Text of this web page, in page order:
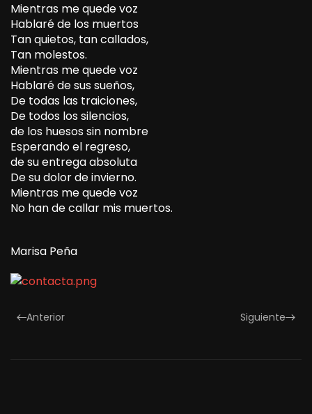
Mientras me quede voz
Hablaré de los muertos
Tan quietos, tan callados,
Tan molestos.
Mientras me quede voz
Hablaré de sus sueños,
De todas las traiciones,
De todos los silencios,
de los huesos sin nombre
Esperando el regreso,
de su entrega absoluta
De su dolor de invierno.
Mientras me quede voz
No han de callar mis muertos.
Marisa Peña
Anterior Siguiente